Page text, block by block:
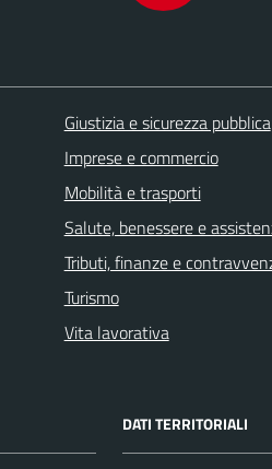
Giustizia e sicurezza pubblica
Imprese e commercio
Mobilità e trasporti
Salute, benessere e
Tributi, finanze e
Turismo
Vita lavorativa
DATI TERRITORIALI